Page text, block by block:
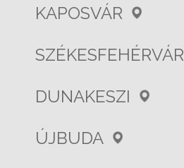
KAPOSVÁR
SZÉKESFEHÉRVÁR
DUNAKESZI
ÚJBUDA